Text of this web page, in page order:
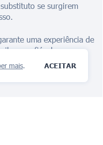
mais. ACEITAR
se surgirem
uma experiência de
e confiável nas
global de
intelectual.